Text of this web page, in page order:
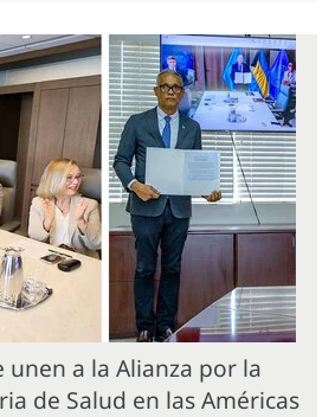
unen a la Alianza por la
de Salud en las Américas